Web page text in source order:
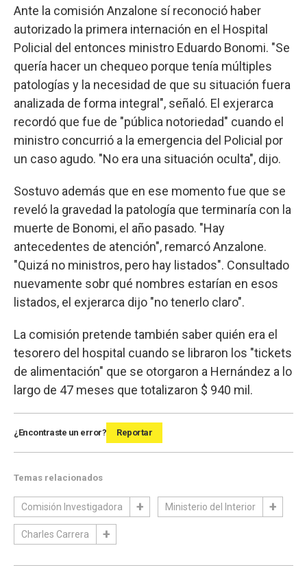
Ante la comisión Anzalone sí reconoció haber
autorizado la primera internación en el Hospital
Policial del entonces ministro Eduardo Bonomi. "Se
quería hacer un chequeo porque tenía múltiples
patologías y la necesidad de que su situación fuera
analizada de forma integral", señaló. El exjerarca
recordó que fue de "pública notoriedad" cuando el
ministro concurrió a la emergencia del Policial por
un caso agudo. "No era una situación oculta", dijo.
Sostuvo además que en ese momento fue que se
reveló la gravedad la patología que terminaría con la
muerte de Bonomi, el año pasado. "Hay
antecedentes de atención", remarcó Anzalone.
"Quizá no ministros, pero hay listados". Consultado
nuevamente sobr qué nombres estarían en esos
listados, el exjerarca dijo "no tenerlo claro".
La comisión pretende también saber quién era el
tesorero del hospital cuando se libraron los "tickets
de alimentación" que se otorgaron a Hernández a lo
largo de 47 meses que totalizaron $ 940 mil.
¿Encontraste un error? Reportar
Temas relacionados
Comisión Investigadora Ministerio del Interior
Charles Carrera